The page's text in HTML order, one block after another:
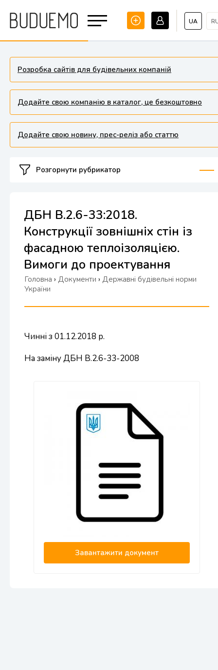
UA
Розробка сайтів для будівельних компаній
Додайте свою компанію в каталог, це безкоштовно
Додайте свою новину, прес-реліз або статтю
Розгорнути рубрикатор
ДБН В.2.6-33:2018.
Конструкції зовнішніх стін із
фасадною теплоізоляцією.
Вимоги до проектування
Головна › Документи › Державні будівельні норми
України
Чинні з 01.12.2018 р.
На заміну ДБН В.2.6-33-2008
Завантажити документ